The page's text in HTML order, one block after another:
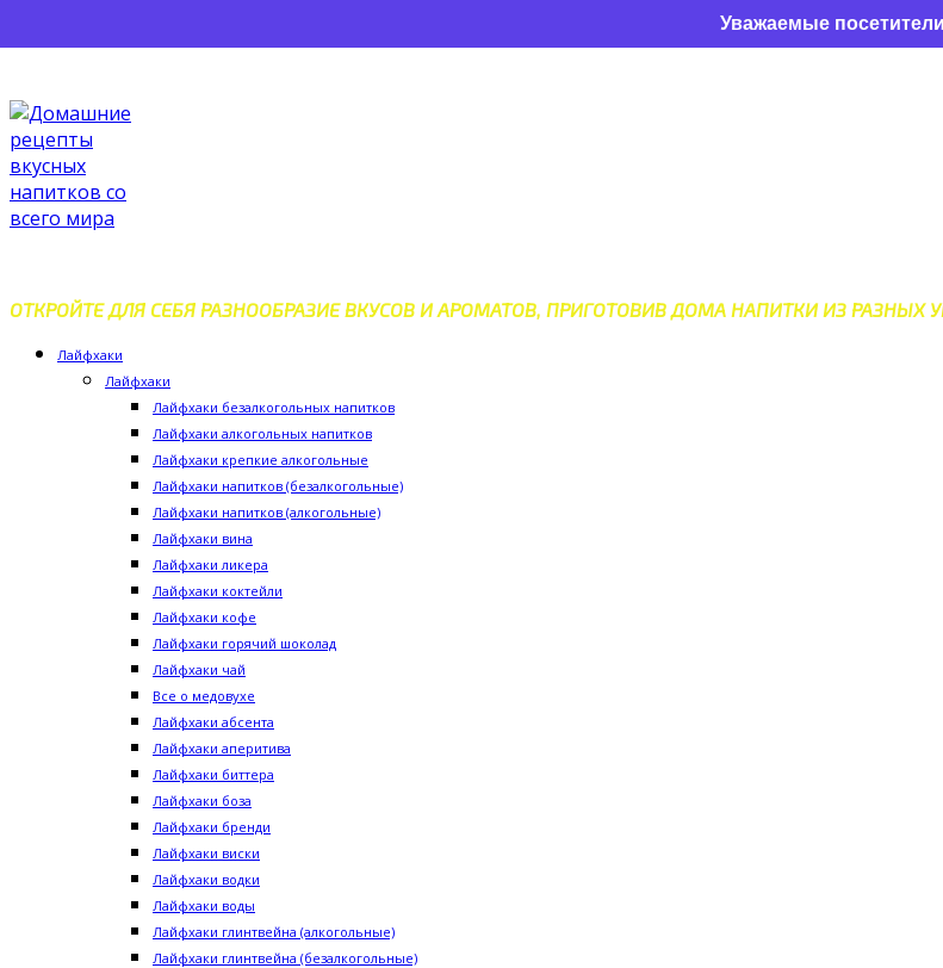
Перейти
к
контенту
ОТКРОЙТЕ ДЛЯ СЕБЯ РАЗНООБРАЗИЕ ВКУСОВ И АРОМАТОВ, ПРИГОТОВИВ ДОМА НАПИТКИ ИЗ РАЗНЫХ
Лайфхаки
Лайфхаки
Лайфхаки безалкогольных напитков
Лайфхаки алкогольных напитков
Лайфхаки крепкие алкогольные
Лайфхаки напитков (безалкогольные)
Лайфхаки напитков (алкогольные)
Лайфхаки вина
Лайфхаки ликера
Лайфхаки коктейли
Лайфхаки кофе
Лайфхаки горячий шоколад
Лайфхаки чай
Все о медовухе
Лайфхаки абсента
Лайфхаки аперитива
Лайфхаки биттера
Лайфхаки боза
Лайфхаки бренди
Лайфхаки виски
Лайфхаки водки
Лайфхаки воды
Лайфхаки глинтвейна (алкогольные)
Лайфхаки глинтвейна (безалкогольные)
Уважаемые посетители! На